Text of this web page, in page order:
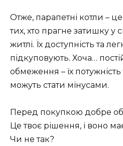
Отже, парапетні котли –
тих, хто прагне затишку у
житлі. Їх доступність та
підкуповують. Хоча…
обмеження – їх
можуть стати мінусами.
Перед покупкою добре
Це твоє рішення, і воно
Чи не так?